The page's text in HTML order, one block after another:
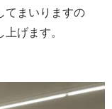
てまいりますの
げます。